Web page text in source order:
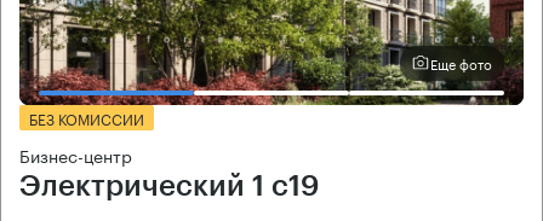
Еще фото
БЕЗ КОМИССИИ
Бизнес-центр
Электрический 1 с19